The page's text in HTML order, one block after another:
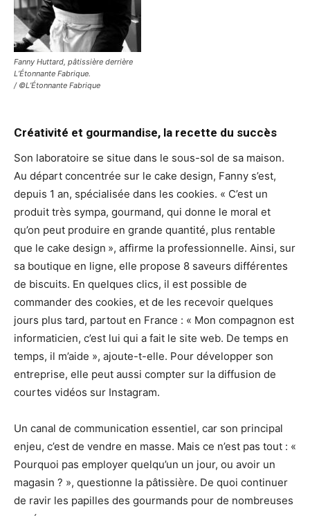
Fanny Huttard, pâtissière derrière
L’Étonnante Fabrique.
/ ©L’Étonnante Fabrique
Créativité et gourmandise, la recette du succès
Son laboratoire se situe dans le sous-sol de sa maison.
Au départ concentrée sur le cake design, Fanny s’est,
depuis 1 an, spécialisée dans les cookies. « C’est un
produit très sympa, gourmand, qui donne le moral et
qu’on peut produire en grande quantité, plus rentable
que le cake design », affirme la professionnelle. Ainsi, sur
sa boutique en ligne, elle propose 8 saveurs différentes
de biscuits. En quelques clics, il est possible de
commander des cookies, et de les recevoir quelques
jours plus tard, partout en France : « Mon compagnon est
informaticien, c’est lui qui a fait le site web. De temps en
temps, il m’aide », ajoute-t-elle. Pour développer son
entreprise, elle peut aussi compter sur la diffusion de
courtes vidéos sur Instagram.
Un canal de communication essentiel, car son principal
enjeu, c’est de vendre en masse. Mais ce n’est pas tout : «
Pourquoi pas employer quelqu’un un jour, ou avoir un
magasin ? », questionne la pâtissière. De quoi continuer
de ravir les papilles des gourmands pour de nombreuses